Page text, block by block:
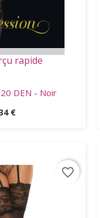
rapide
DEN - Noir
€
favorite_border